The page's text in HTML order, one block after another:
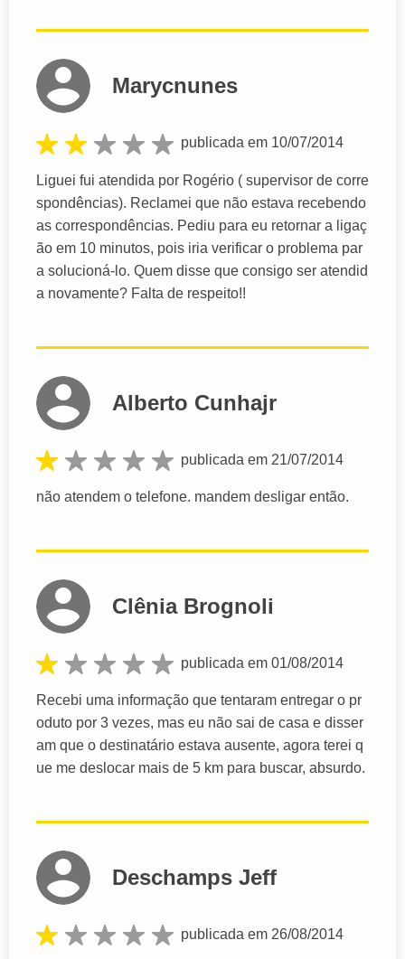
Marycnunes
publicada em 10/07/2014
Liguei fui atendida por Rogério ( supervisor de corre
spondências). Reclamei que não estava recebendo
as correspondências. Pediu para eu retornar a ligaç
ão em 10 minutos, pois iria verificar o problema par
a solucioná-lo. Quem disse que consigo ser atendid
a novamente? Falta de respeito!!
Alberto Cunhajr
publicada em 21/07/2014
não atendem o telefone. mandem desligar então.
Clênia Brognoli
publicada em 01/08/2014
Recebi uma informação que tentaram entregar o pr
oduto por 3 vezes, mas eu não sai de casa e disser
am que o destinatário estava ausente, agora terei q
ue me deslocar mais de 5 km para buscar, absurdo.
Deschamps Jeff
publicada em 26/08/2014